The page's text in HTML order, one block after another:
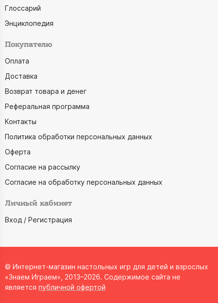
Глоссарий
Энциклопедия
Покупателю
Оплата
Доставка
Возврат товара и денег
Реферальная программа
Контакты
Политика обработки персональных данных
Оферта
Согласие на рассылку
Согласие на обработку персональных данных
Личный кабинет
Вход / Регистрация
© Интернет-магазин настольных игр для детей и взрослых
«Знаем Играем», 2013–2026. Содержимое сайта не
является публичной офертой